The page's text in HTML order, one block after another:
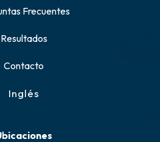
Frecuentes
Resultados
Contacto
Inglés